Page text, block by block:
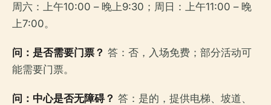
周六：上午10:00 – 晚上9:30；周日：上午11:00 – 晚
上7:00。
问：是否需要门票？ 答：否，入场免费；部分活动可
能需要门票。
问：中心是否无障碍？ 答：是的，提供电梯、坡道、